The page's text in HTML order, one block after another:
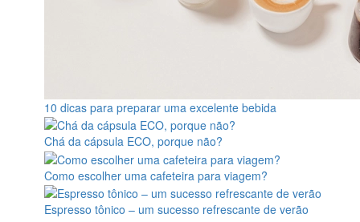
10 dicas para preparar uma excelente bebida
Chá da cápsula ECO, porque não?
Como escolher uma cafeteira para viagem?
Espresso tônico – um sucesso refrescante de verão